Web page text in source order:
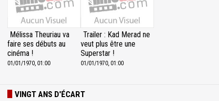
Mélissa Theuriau va
faire ses débuts au
cinéma !
01/01/1970, 01:00
Trailer : Kad Merad ne
veut plus être une
Superstar !
01/01/1970, 01:00
VINGT ANS D'ÉCART